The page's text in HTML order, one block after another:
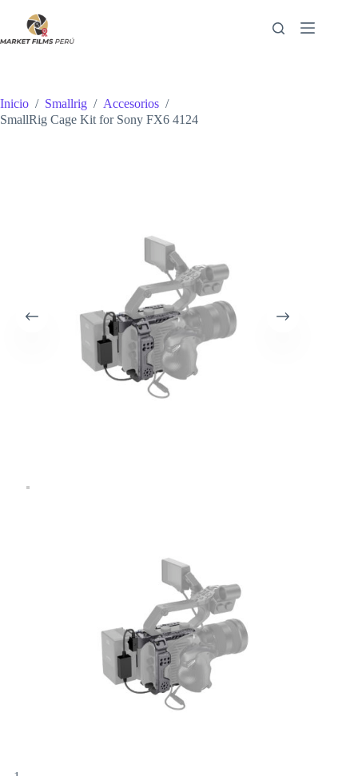
contenido
Inicio / Smallrig / Accesorios /
SmallRig Cage Kit for Sony FX6 4124